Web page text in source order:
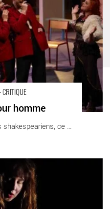
CRITIQUE
homme
sortie Théâtre Avignon